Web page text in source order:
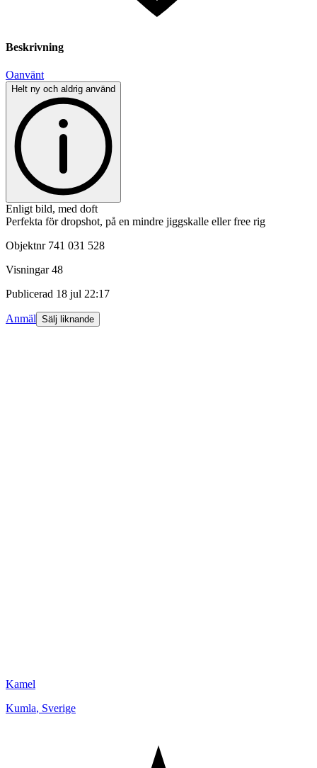
Beskrivning
Oanvänt
Helt ny och aldrig använd
Enligt bild, med doft
Perfekta för dropshot, på en mindre jiggskalle eller free rig
Objektnr 741 031 528
Visningar 48
Publicerad 18 jul 22:17
Anmäl Sälj liknande
Kamel
Kumla, Sverige